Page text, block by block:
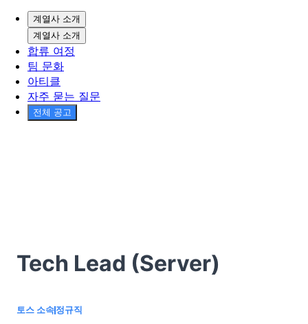
계열사 소개
계열사 소개
합류 여정
팀 문화
아티클
자주 묻는 질문
전체 공고
Tech Lead (Server)
토스 소속정규직